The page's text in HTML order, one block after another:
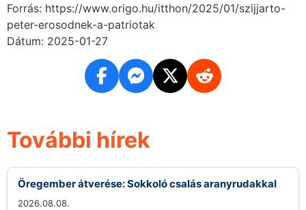
Forrás: https://www.origo.hu/itthon/2025/01/szijjarto-
peter-erosodnek-a-patriotak
Dátum: 2025-01-27
További hírek
Öregember átverése: Sokkoló csalás aranyrudakkal
2026.08.08.